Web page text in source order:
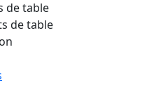
de table
de table